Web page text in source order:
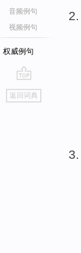
音频例句
视频例句
权威例句
go
top
返回词典